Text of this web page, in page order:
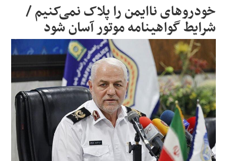
سیاسی
اقتصاد
ورزشی
جهان
اجتماعی
حوادث
خودرو‌های ناایمن را پلاک نمی‌کنیم /
شرایط گواهینامه موتور آسان شود